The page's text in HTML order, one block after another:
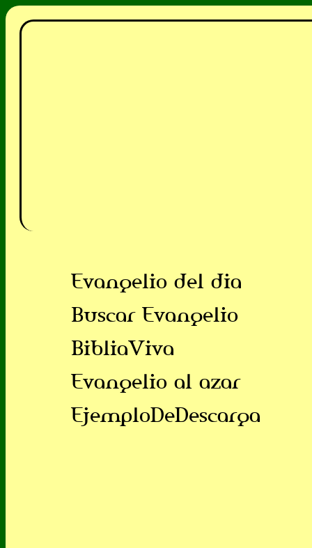
Evangelio del dia
Buscar Evangelio
BibliaViva
Evangelio al azar
EjemploDeDescarga